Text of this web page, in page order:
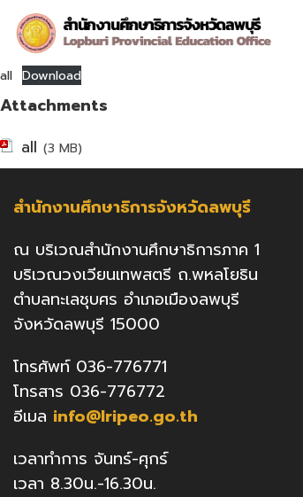
content
all Download
Attachments
all (3 MB)
สำนักงานศึกษาธิการจังหวัดลพบุรี
ณ บริเวณสำนักงานศึกษาธิการภาค 1
บริเวณวงเวียนเทพสตรี ถ.พหลโยธิน
ตำบลทะเลชุบศร อำเภอเมืองลพบุรี
จังหวัดลพบุรี 15000
โทรศัพท์ 036-776771
โทรสาร 036-776772
อีเมล info@lripeo.go.th
เวลาทำการ จันทร์-ศุกร์
เวลา 8.30น.-16.30น.